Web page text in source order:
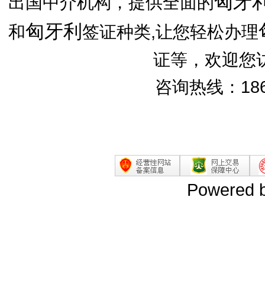
和匈牙利 签证种类,让您轻松办理
证等，欢迎您
咨询热线：
Powered